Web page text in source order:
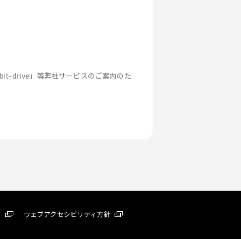
drive」等弊社サービスのご案内のた
ウェブアクセシビリティ方針